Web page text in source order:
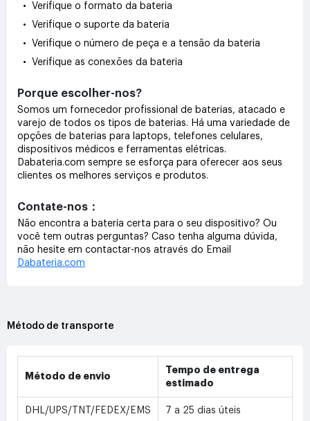
• Verifique o formato da bateria
• Verifique o suporte da bateria
• Verifique o número de peça e a tensão da bateria
• Verifique as conexões da bateria
Porque escolher-nos?
Somos um fornecedor profissional de baterias, atacado e
varejo de todos os tipos de baterias. Há uma variedade de
opções de baterias para laptops, telefones celulares,
dispositivos médicos e ferramentas elétricas.
Dabateria.com sempre se esforça para oferecer aos seus
clientes os melhores serviços e produtos.
Contate-nos：
Não encontra a bateria certa para o seu dispositivo? Ou
você tem outras perguntas? Caso tenha alguma dúvida,
não hesite em contactar-nos através do Email
Dabateria.com
Método de transporte
Método de envio
Tempo de entrega
estimado
DHL/UPS/TNT/FEDEX/EMS 7 a 25 dias úteis